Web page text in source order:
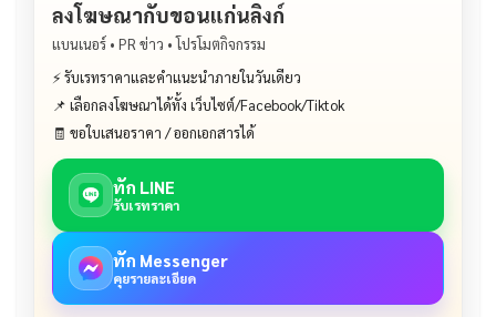
ลงโฆษณากับขอนแก่นลิงก์
แบนเนอร์ • PR ข่าว • โปรโมตกิจกรรม
⚡ รับเรทราคาและคำแนะนำภายในวันเดียว
📌 เลือกลงโฆษณาได้ทั้ง เว็บไซต์/Facebook/Tiktok
🧾 ขอใบเสนอราคา / ออกเอกสารได้
ทัก LINE
รับเรทราคา
ทัก Messenger
คุยรายละเอียด